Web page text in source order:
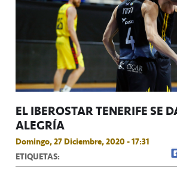
EL IBEROSTAR TENERIFE SE
ALEGRÍA
Domingo, 27 Diciembre, 2020 - 17:31
ETIQUETAS: